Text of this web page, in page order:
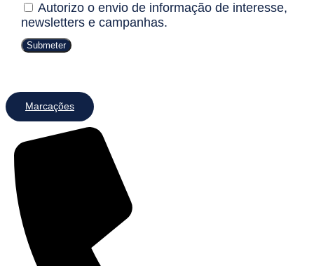
Autorizo o envio de informação de interesse,
newsletters e campanhas.
Submeter
Marcações